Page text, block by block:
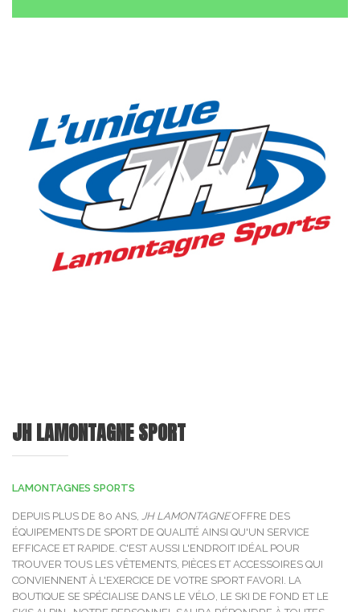
JH LAMONTAGNE SPORT
LAMONTAGNES SPORTS
DEPUIS PLUS DE 80 ANS, JH LAMONTAGNEOFFRE DES
ÉQUIPEMENTS DE SPORT DE QUALITÉ AINSI QU'UN SERVICE
EFFICACE ET RAPIDE. C'EST AUSSI L'ENDROIT IDÉAL POUR
TROUVER TOUS LES VÊTEMENTS, PIÈCES ET ACCESSOIRES QUI
CONVIENNENT À L'EXERCICE DE VOTRE SPORT FAVORI. LA
BOUTIQUE SE SPÉCIALISE DANS LE VÉLO, LE SKI DE FOND ET LE